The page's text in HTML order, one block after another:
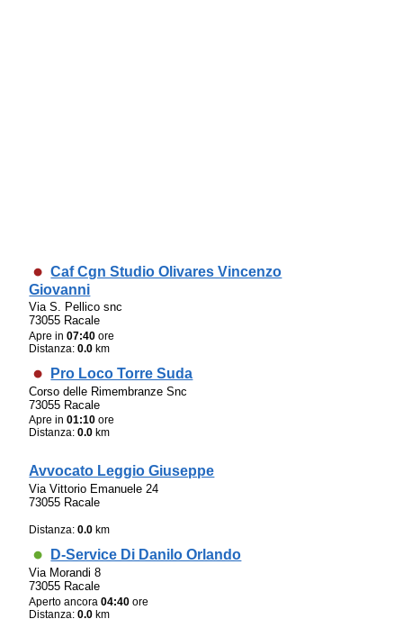
Caf Cgn Studio Olivares Vincenzo
Giovanni
Via S. Pellico snc
73055 Racale
Apre in07:40 ore
Distanza:0.0 km
Pro Loco Torre Suda
Corso delle Rimembranze Snc
73055 Racale
Apre in01:10 ore
Distanza:0.0 km
Avvocato Leggio Giuseppe
Via Vittorio Emanuele 24
73055 Racale
Distanza:0.0 km
D-Service Di Danilo Orlando
Via Morandi 8
73055 Racale
Aperto ancora04:40 ore
Distanza:0.0 km